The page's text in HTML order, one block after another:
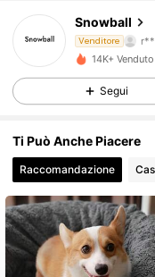
Snowball
Venditore
14K+
Segui
Ti Può Anche Piacere
Raccomandazione